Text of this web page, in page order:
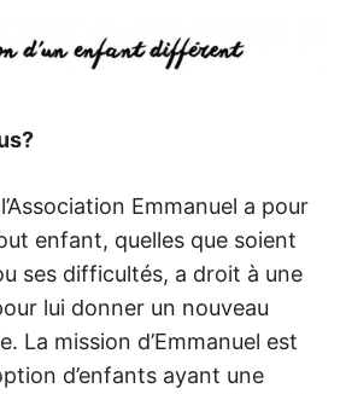
Q
É
B
E
C
Emmanuel a pour
enfant, quelles que soient
ses difficultés, a droit à une
lui donner un nouveau
La mission d’Emmanuel est
d’enfants ayant une